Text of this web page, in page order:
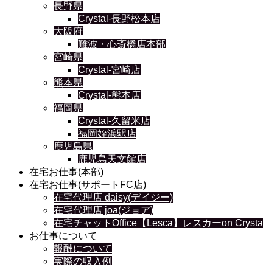
長野県
Crystal-長野松本店
大阪府
難波・心斎橋店本部
宮崎県
Crystal-宮崎店
熊本県
Crystal-熊本店
福岡県
Crystal-久留米店
福岡姪浜駅店
鹿児島県
鹿児島天文館店
在宅お仕事(本部)
在宅お仕事(サポートFC店)
在宅代理店 daisy(デイジー)
在宅代理店 joa(ジョア)
在宅チャットOffice【Lesca】レスカーon Crystal
お仕事について
報酬について
実際の収入例